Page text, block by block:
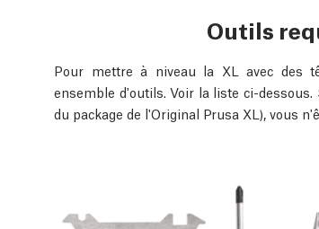
Outils
Pour mettre à niveau la XL avec des
ensemble d'outils. Voir la liste ci-
du package de l'Original Prusa XL), vous